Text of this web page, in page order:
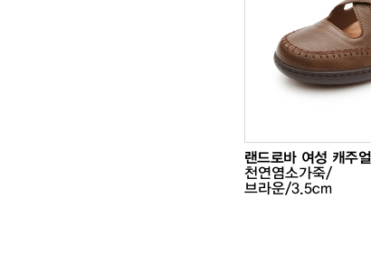
랜드로바 여성 캐주얼
천연염소가죽/
브라운/3.5cm